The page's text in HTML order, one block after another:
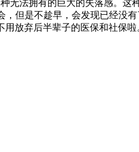
无法拥有的巨大的失落感。这
但是不趁早，会发现已经没有
放弃后半辈子的医保和社保